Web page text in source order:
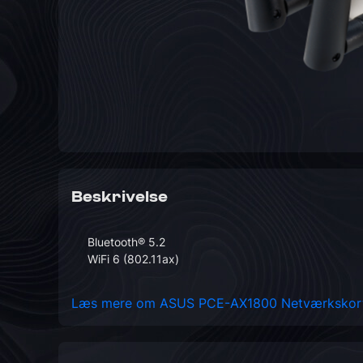
Beskrivelse
Bluetooth® 5.2
WiFi 6 (802.11ax)
Læs mere om ASUS PCE-AX1800